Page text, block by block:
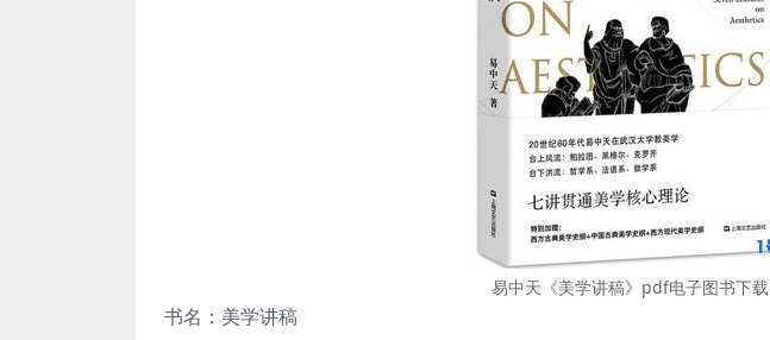
易中天《美学讲稿》pdf电子图书下载
书名：美学讲稿